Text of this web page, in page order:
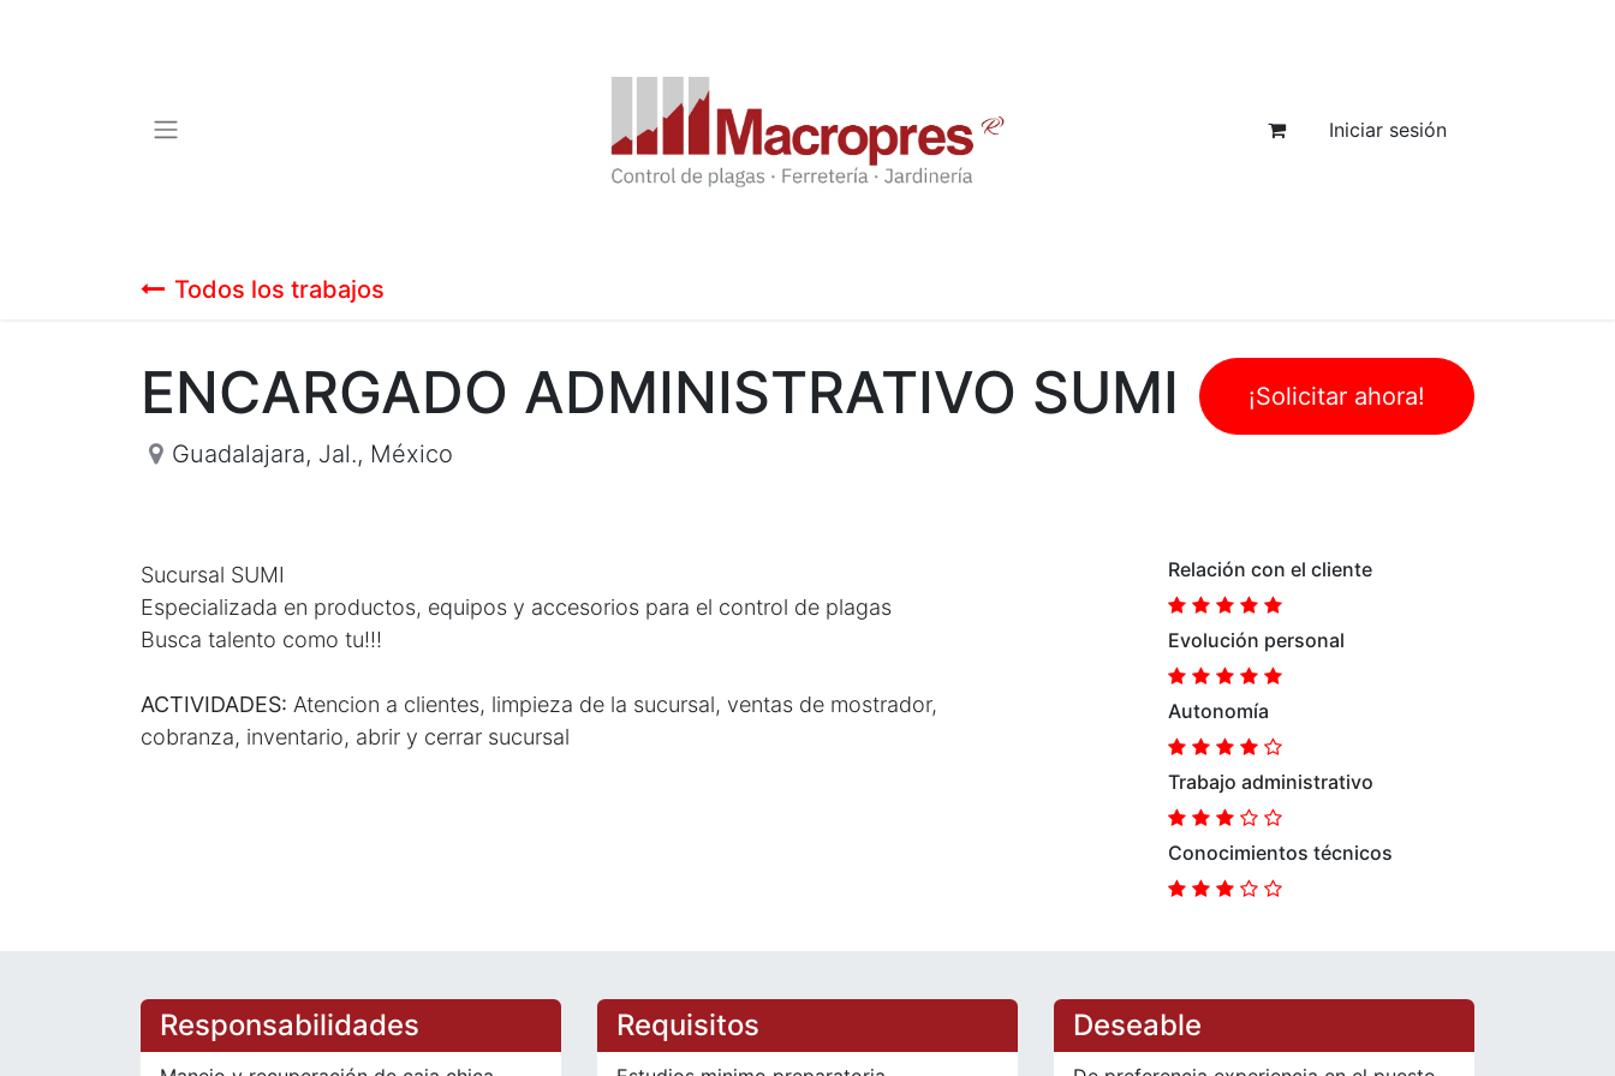
Iniciar sesión
Todos los trabajos
¡Solicitar ahora!
ENCARGADO ADMINISTRATIVO SUMI
Guadalajara, Jal., México
Sucursal SUMI
Especializada en productos, equipos y accesorios para el control de plagas
Busca talento como tu!!!
ACTIVIDADES: Atencion a clientes, limpieza de la sucursal, ventas de mostrador,
cobranza, inventario, abrir y cerrar sucursal
Relación con el cliente
Evolución personal
Autonomía
Trabajo administrativo
Conocimientos técnicos
Responsabilidades Requisitos Deseable